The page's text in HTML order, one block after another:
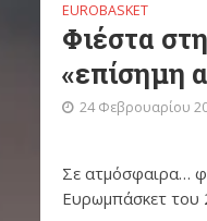
EUROBASKET
Φιέστα
«επίσημη
24 Φεβρουαρίου
Σε ατμόσφαιρα…
Ευρωμπάσκετ του